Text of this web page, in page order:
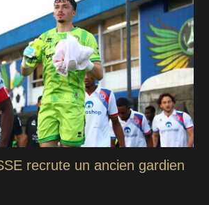
recrute un ancien gardien